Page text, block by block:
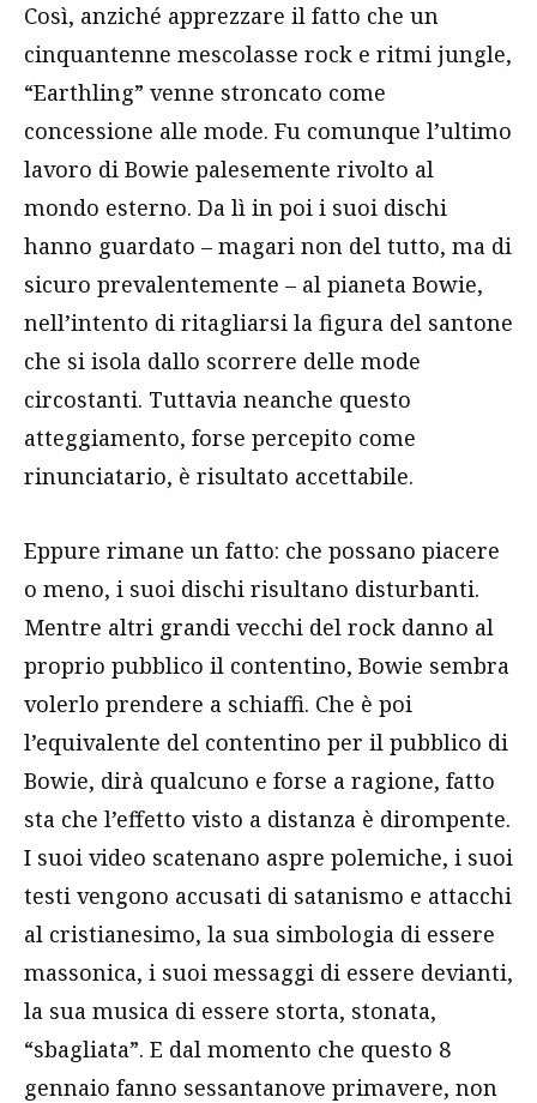
Così, anziché apprezzare il fatto che un
cinquantenne mescolasse rock e ritmi jungle,
“Earthling” venne stroncato come
concessione alle mode. Fu comunque l’ultimo
lavoro di Bowie palesemente rivolto al
mondo esterno. Da lì in poi i suoi dischi
hanno guardato – magari non del tutto, ma di
sicuro prevalentemente – al pianeta Bowie,
nell’intento di ritagliarsi la figura del santone
che si isola dallo scorrere delle mode
circostanti. Tuttavia neanche questo
atteggiamento, forse percepito come
rinunciatario, è risultato accettabile.
Eppure rimane un fatto: che possano piacere
o meno, i suoi dischi risultano disturbanti.
Mentre altri grandi vecchi del rock danno al
proprio pubblico il contentino, Bowie sembra
volerlo prendere a schiaffi. Che è poi
l’equivalente del contentino per il pubblico di
Bowie, dirà qualcuno e forse a ragione, fatto
sta che l’effetto visto a distanza è dirompente.
I suoi video scatenano aspre polemiche, i suoi
testi vengono accusati di satanismo e attacchi
al cristianesimo, la sua simbologia di essere
massonica, i suoi messaggi di essere devianti,
la sua musica di essere storta, stonata,
“sbagliata”. E dal momento che questo 8
gennaio fanno sessantanove primavere, non